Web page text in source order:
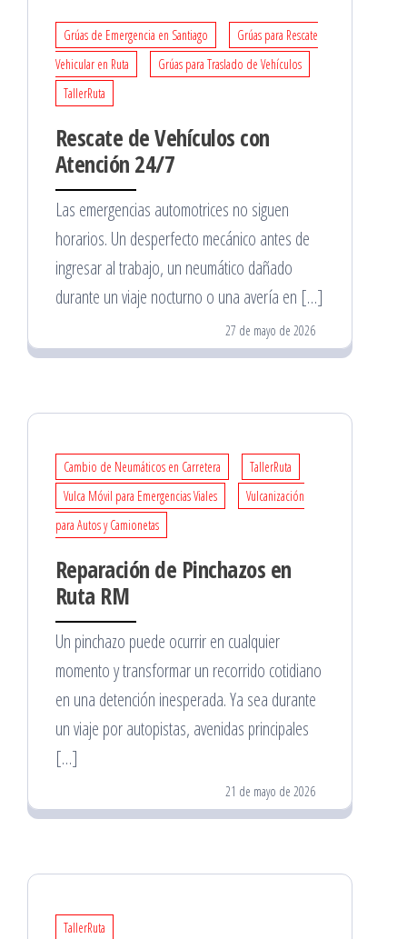
Grúas de Emergencia en Santiago
Grúas para Rescate
Vehicular en Ruta
Grúas para Traslado de Vehículos
TallerRuta
Rescate de Vehículos con
Atención 24/7
Las emergencias automotrices no siguen
horarios. Un desperfecto mecánico antes de
ingresar al trabajo, un neumático dañado
durante un viaje nocturno o una avería en […]
27 de mayo de 2026
Cambio de Neumáticos en Carretera
TallerRuta
Vulca Móvil para Emergencias Viales
Vulcanización
para Autos y Camionetas
Reparación de Pinchazos en
Ruta RM
Un pinchazo puede ocurrir en cualquier
momento y transformar un recorrido cotidiano
en una detención inesperada. Ya sea durante
un viaje por autopistas, avenidas principales
[…]
21 de mayo de 2026
TallerRuta